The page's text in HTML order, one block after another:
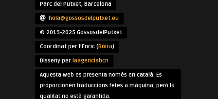
Parc del Putxet, Barcelona
hola@gossosdelputxet.eu
© 2019-2025 GossosdelPutxet
Coordinat per l'Enric (Bòira)
Disseny per laagenciabcn
Aquesta web es presenta només en català. Es
proporcionen traduccions fetes a màquina, però la
qualitat no està garantida.